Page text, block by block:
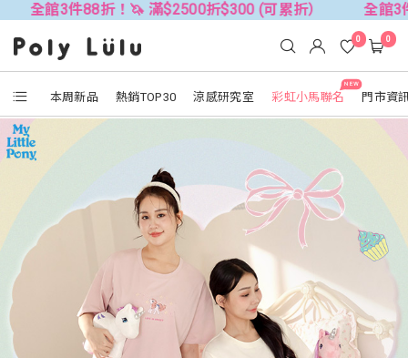
折！🦄 滿$2500折$300 (可累折） 全館3件88折！🦄
本周新品 熱銷TOP30 涼感研究室
NEW
彩虹小馬聯名 門市資
0 0